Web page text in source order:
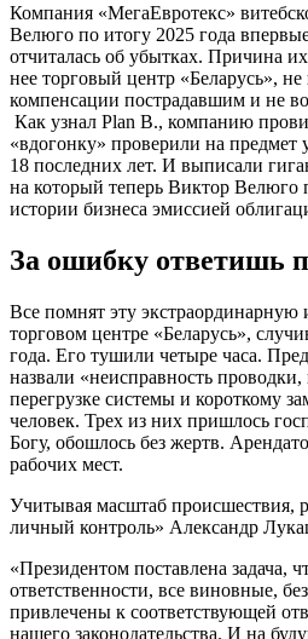
Компания «МегаЕвротекс»
Велюго по итогу 2025 года
отчиталась об убытках. Причина
нее торговый центр «Беларусь»,
компенсации пострадавшим и не
Как узнал Plan B., компанию
«вдогонку» проверили на предмет
18 последних лет. И выписали
на который теперь Виктор Велюго
истории бизнеса эмиссией
За ошибку ответишь
Все помнят эту
торговом центре «Беларусь»,
года. Его тушили четыре часа.
назвали «неисправность проводки,
перегрузке системы и короткому
человек. Трех из них пришлось
Богу, обошлось без жертв.
рабочих мест.
Учитывая масштаб происшествия,
личный контроль» Александр
«Президентом поставлена задача,
ответственности, все виновные,
привлечены к соответствующей
нашего законодательства. И на